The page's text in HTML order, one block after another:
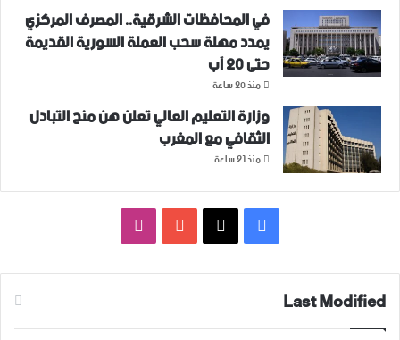
في المحافظات الشرقية.. المصرف المركزي
يمدد مهلة سحب العملة السورية القديمة
حتى 20 آب
منذ 20 ساعة
وزارة التعليم العالي تعلن هن منح التبادل
الثقافي مع المغرب
منذ 21 ساعة
فيسبوك ‫YouTube
Last Modified